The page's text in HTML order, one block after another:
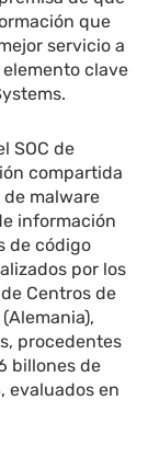
que
servicio a
clave
SOC de
compartida
malware
información
de código
por los
Centros de
procedentes
billones de
evaluados en